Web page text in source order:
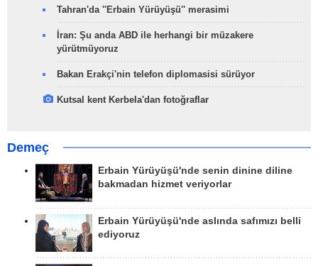
Tahran'da ''Erbain Yürüyüşü'' merasimi
İran: Şu anda ABD ile herhangi bir müzakere
yürütmüyoruz
Bakan Erakçi'nin telefon diplomasisi sürüyor
Kutsal kent Kerbela'dan fotoğraflar
Demeç
Erbain Yürüyüşü'nde senin dinine diline
bakmadan hizmet veriyorlar
Erbain Yürüyüşü'nde aslında safımızı belli
ediyoruz